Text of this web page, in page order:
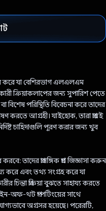
করে যা বেশিরভাগ এলএলএম
ক্রিয়াকলাপের জন্য সুপারিশ পেতে
পরিস্থিতি বিবেচনা করে তাদের
করতে আগ্রহী। যাইহোক, তারা প্রায়ই
চাহিদাগুলি পূরণ করার জন্য খুব
তাদের প্রাসঙ্গিক প্রশ্ন জিজ্ঞাসা করুন
করে এবং তথ্য সংগ্রহ করে যা
চিন্তা প্রক্রিয়া বুঝতে সাহায্য করতে
অফ-থট প্রম্পটিংয়ের সাথে
অগ্রসর হয়েছে। পরেরটি,